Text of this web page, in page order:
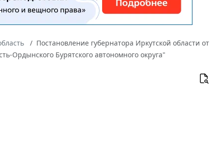
Постановление губернатора Иркутской области от
Ордынского Бурятского автономного округа"